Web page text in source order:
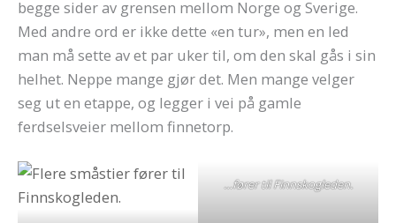
begge sider av grensen mellom Norge og Sverige.
Med andre ord er ikke dette «en tur», men en led
man må sette av et par uker til, om den skal gås i sin
helhet. Neppe mange gjør det. Men mange velger
seg ut en etappe, og legger i vei på gamle
ferdselsveier mellom finnetorp.
…fører til Finnskogleden.